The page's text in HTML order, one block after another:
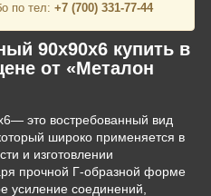
по тел: +7 (700) 331-77-44
90х90х6 купить в
от «Металон
это востребованный вид
широко применяется в
и изготовлении
прочной Г-образной форме
усиление соединений,